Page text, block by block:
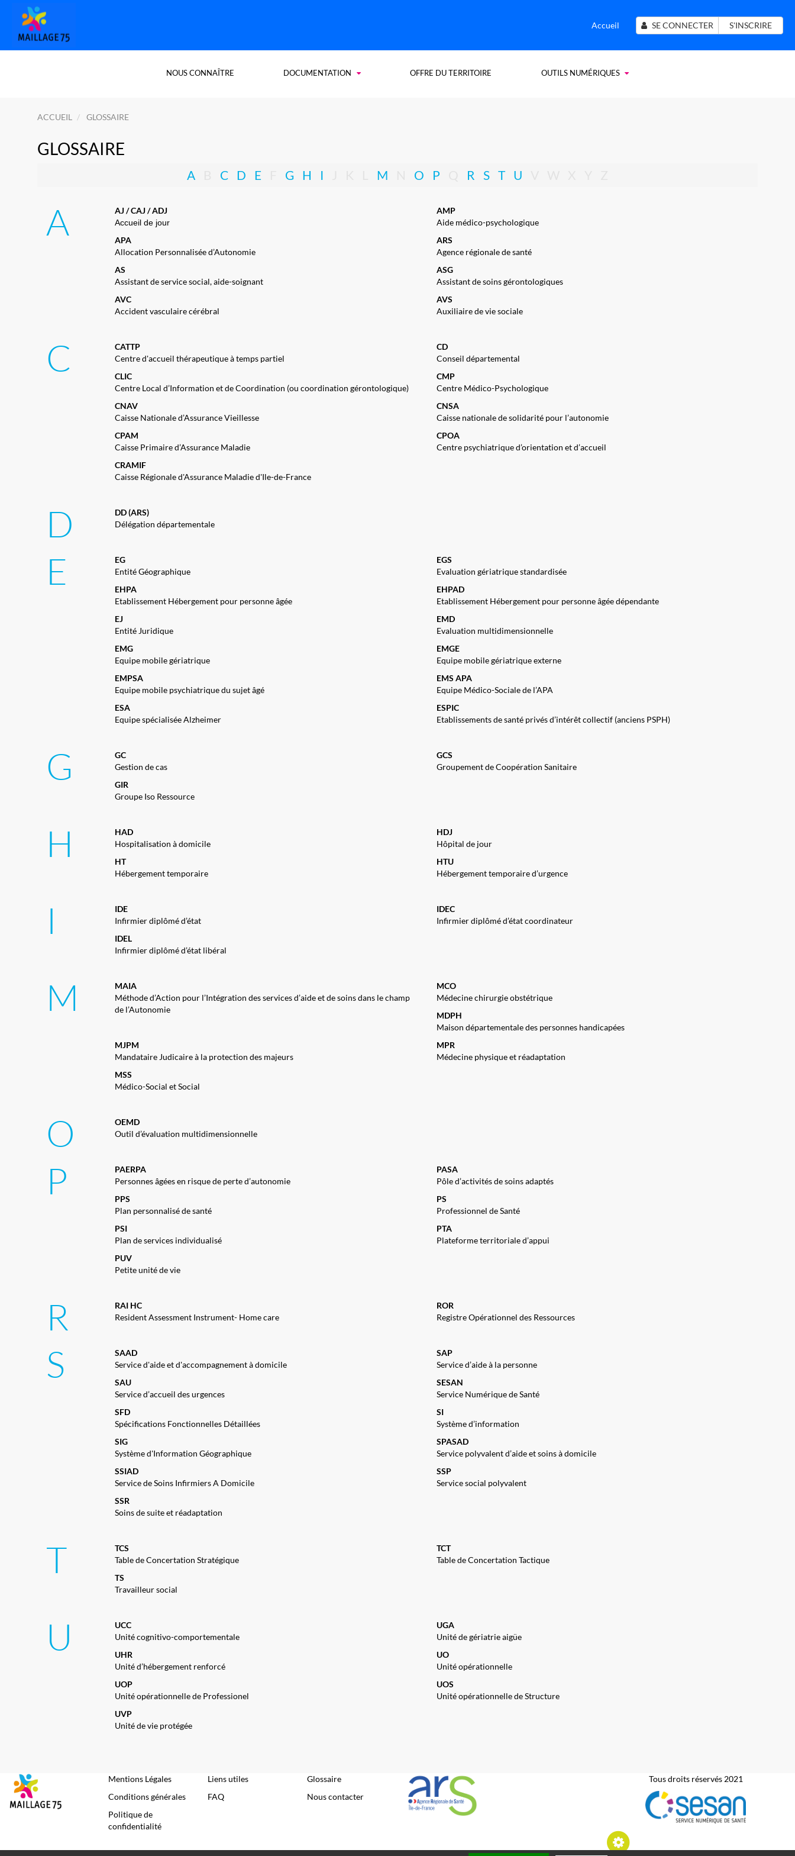
Accueil SE CONNECTER S'INSCRIRE
NOUS CONNAÎTRE DOCUMENTATION OFFRE DU TERRITOIRE OUTILS NUMÉRIQUES
ACCUEIL GLOSSAIRE
GLOSSAIRE
A C D E G H I M O P R S T U
A AJ / CAJ / ADJ
Accueil de jour
AMP
Aide médico-psychologique
APA
Allocation Personnalisée d’Autonomie
ARS
Agence régionale de santé
AS
Assistant de service social, aide-soignant
ASG
Assistant de soins gérontologiques
AVC
Accident vasculaire cérébral
AVS
Auxiliaire de vie sociale
C
CATTP
Centre d'accueil thérapeutique à temps partiel
CD
Conseil départemental
CLIC
Centre Local d’Information et de Coordination (ou coordination gérontologique)
CMP
Centre Médico-Psychologique
CNAV
Caisse Nationale d’Assurance Vieillesse
CNSA
Caisse nationale de solidarité pour l’autonomie
CPAM
Caisse Primaire d’Assurance Maladie
CPOA
Centre psychiatrique d’orientation et d’accueil
CRAMIF
Caisse Régionale d'Assurance Maladie d'Ile-de-France
D
DD (ARS)
Délégation départementale
E
EG
Entité Géographique
EGS
Evaluation gériatrique standardisée
EHPA
Etablissement Hébergement pour personne âgée
EHPAD
Etablissement Hébergement pour personne âgée dépendante
EJ
Entité Juridique
EMD
Evaluation multidimensionnelle
EMG
Equipe mobile gériatrique
EMGE
Equipe mobile gériatrique externe
EMPSA
Equipe mobile psychiatrique du sujet âgé
EMS APA
Equipe Médico-Sociale de l’APA
ESA
Equipe spécialisée Alzheimer
ESPIC
Etablissements de santé privés d’intérêt collectif (anciens PSPH)
G
GC
Gestion de cas
GCS
Groupement de Coopération Sanitaire
GIR
Groupe Iso Ressource
H
HAD
Hospitalisation à domicile
HDJ
Hôpital de jour
HT
Hébergement temporaire
HTU
Hébergement temporaire d’urgence
I
IDE
Infirmier diplômé d’état
IDEC
Infirmier diplômé d’état coordinateur
IDEL
Infirmier diplômé d’état libéral
M
MAIA
Méthode d’Action pour l’Intégration des services d’aide et de soins dans le champ
de l’Autonomie
MCO
Médecine chirurgie obstétrique
MDPH
Maison départementale des personnes handicapées
MJPM
Mandataire Judicaire à la protection des majeurs
MPR
Médecine physique et réadaptation
MSS
Médico-Social et Social
O
OEMD
Outil d’évaluation multidimensionnelle
P
PAERPA
Personnes âgées en risque de perte d’autonomie
PASA
Pôle d’activités de soins adaptés
PPS
Plan personnalisé de santé
PS
Professionnel de Santé
PSI
Plan de services individualisé
PTA
Plateforme territoriale d’appui
PUV
Petite unité de vie
R
RAI HC
Resident Assessment Instrument- Home care
ROR
Registre Opérationnel des Ressources
S
SAAD
Service d'aide et d'accompagnement à domicile
SAP
Service d’aide à la personne
SAU
Service d’accueil des urgences
SESAN
Service Numérique de Santé
SFD
Spécifications Fonctionnelles Détaillées
SI
Système d’information
SIG
Système d'Information Géographique
SPASAD
Service polyvalent d’aide et soins à domicile
SSIAD
Service de Soins Infirmiers A Domicile
SSP
Service social polyvalent
SSR
Soins de suite et réadaptation
T
TCS
Table de Concertation Stratégique
TCT
Table de Concertation Tactique
TS
Travailleur social
U
UCC
Unité cognitivo-comportementale
UGA
Unité de gériatrie aigüe
UHR
Unité d’hébergement renforcé
UO
Unité opérationnelle
UOP
Unité opérationnelle de Professionel
UOS
Unité opérationnelle de Structure
UVP
Unité de vie protégée
Mentions Légales
Conditions générales
Politique de
confidentialité
Liens utiles
FAQ
Glossaire
Nous contacter
Tous droits réservés 2021